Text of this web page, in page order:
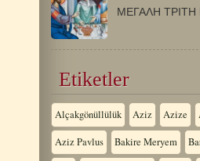
Etiketler
Alçakgönüllülük Aziz Azize
Aziz Pavlus Bakire Meryem